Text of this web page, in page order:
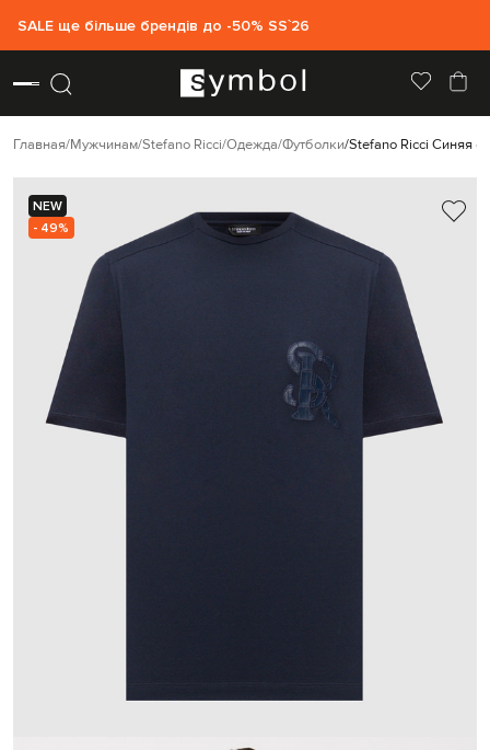
SALE ще більше брендів до -50% SS`26
Главная Мужчинам Stefano Ricci Одежда Футболки Stefano Ricci Синяя
NEW
- 49%